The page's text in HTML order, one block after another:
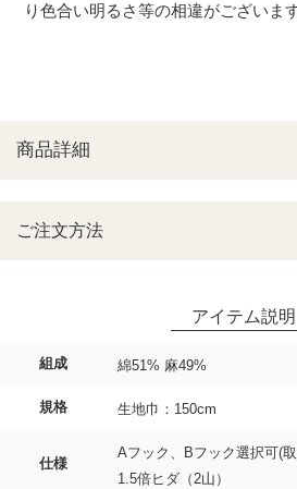
組成 綿51% 麻49%
規格 生地巾：150cm
仕様
Aフック、Bフック選択可(
1.5倍ヒダ（2山）
り色合い明るさ等の相違がございま
ご注文方法
商品詳細